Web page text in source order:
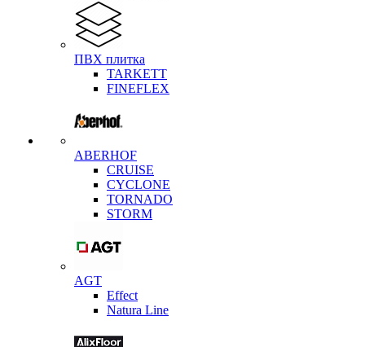
ПВХ плитка
TARKETT
FINEFLEX
ABERHOF
CRUISE
CYCLONE
TORNADO
STORM
AGT
Effect
Natura Line